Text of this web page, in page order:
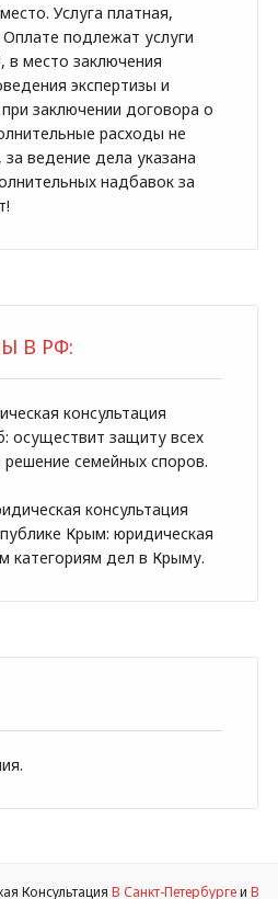
Услуга платная,
подлежат услуги
место заключения
экспертизы и
заключении договора о
расходы не
ведение дела указана
надбавок за
В РФ:
консультация
осуществит защиту всех
семейных споров.
консультация
Крым: юридическая
категориям дел в Крыму.
.
Консультация В Санкт-Петербургеи В